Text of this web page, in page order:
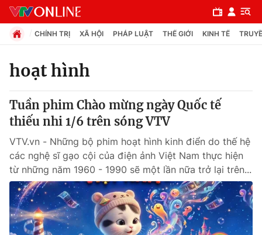
Chuyên mục
Chính trị
Xã hội
Pháp luật
Y tế
CHÍNH TRỊ XÃ HỘI PHÁP LUẬT THẾ GIỚI KINH TẾ
hoạt hình
Tuần phim Chào mừng ngày Quốc tế
thiếu nhi 1/6 trên sóng VTV
VTV.vn - Những bộ phim hoạt hình kinh điển do thế hệ
các nghệ sĩ gạo cội của điện ảnh Việt Nam thực hiện
từ những năm 1960 - 1990 sẽ một lần nữa trở lại trên...